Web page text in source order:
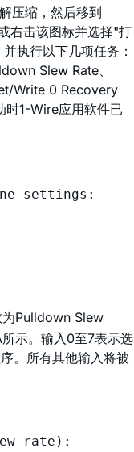
压缩，然后移到
右击该图标并选择"打
执行以下几项任务：
Slew Rate、
Write 0 Recovery
时1-Wire应用软件已
settings:
为Pulldown Slew
示。输入0至7表示选
。所有其他输入将被
rate):